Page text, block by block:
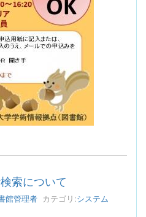
索について
館管理者 カテゴリ:システム